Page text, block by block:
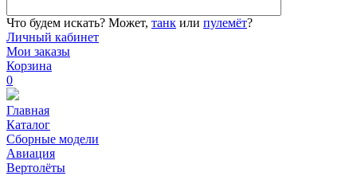
Что будем искать? Может, танк или пулемёт?
Личный кабинет
Мои заказы
Корзина
0
Главная
Каталог
Сборные модели
Авиация
Вертолёты